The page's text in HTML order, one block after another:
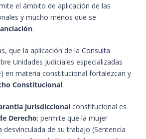
el ámbito de aplicación de las
y mucho menos que se
.
que la aplicación de la Consulta
Unidades Judiciales especializadas
en materia constitucional fortalezcan y
Constitucional.
jurisdiccional constitucional es
Derecho; permite que la mujer
desvinculada de su trabajo (Sentencia